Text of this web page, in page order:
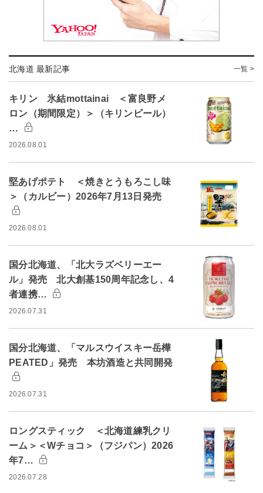
北海道 最新記事 一覧 >
キリン 氷結mottainai ＜富良野メ
ロン（期間限定）＞（キリンビール）
…
2026.08.01
堅あげポテト ＜焼きとうもろこし味
＞（カルビー）2026年7月13日発売
2026.08.01
国分北海道、「北大ラズベリーエー
ル」発売 北大創基150周年記念し、4
者連携…
2026.07.31
国分北海道、「マルスウイスキー岳樺
PEATED」発売 本坊酒造と共同開発
2026.07.31
ロングスティック ＜北海道練乳クリ
ーム＞＜Wチョコ＞（フジパン）2026
年7…
2026.07.28